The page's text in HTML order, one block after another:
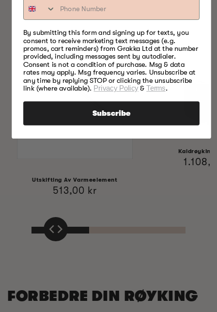
Utskifting Av Varmeelement
Vanlig
513,00 kr
Vanlig
FORBEDRE DIN RØYKING
By submitting this form and signing up for texts, you
consent to receive marketing text messages (e.g.
promos, cart reminders) from Grakka Ltd at the number
provided, including messages sent by autodialer.
Consent is not a condition of purchase. Msg & data
rates may apply. Msg frequency varies. Unsubscribe at
any time by replying STOP or clicking the unsubscribe
link (where available). Privacy Policy&Terms.
Subscribe